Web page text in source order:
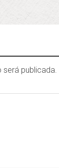
publicada.